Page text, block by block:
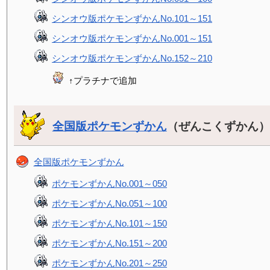
シンオウ版ポケモンずかんNo.101～151
シンオウ版ポケモンずかんNo.001～151
シンオウ版ポケモンずかんNo.152～210
↑プラチナで追加
全国版ポケモンずかん（ぜんこくずかん
全国版ポケモンずかん
ポケモンずかんNo.001～050
ポケモンずかんNo.051～100
ポケモンずかんNo.101～150
ポケモンずかんNo.151～200
ポケモンずかんNo.201～250